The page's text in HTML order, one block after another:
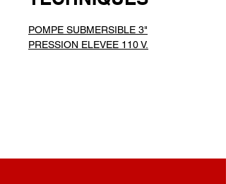
POMPE SUBMERSIBLE 3"
PRESSION ELEVEE 110 V.